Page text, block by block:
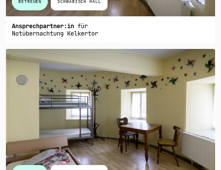
BETREUEN SCHWÄBISCH HALL
Ansprechpartner:in für
Notübernachtung Kelkertor